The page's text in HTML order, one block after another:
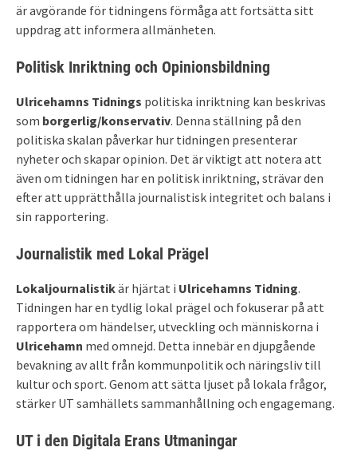
är avgörande för tidningens förmåga att fortsätta sitt
uppdrag att informera allmänheten.
Politisk Inriktning och Opinionsbildning
Ulricehamns Tidnings politiska inriktning kan beskrivas
som borgerlig/konservativ. Denna ställning på den
politiska skalan påverkar hur tidningen presenterar
nyheter och skapar opinion. Det är viktigt att notera att
även om tidningen har en politisk inriktning, strävar den
efter att upprätthålla journalistisk integritet och balans i
sin rapportering.
Journalistik med Lokal Prägel
Lokaljournalistikär hjärtat i Ulricehamns Tidning.
Tidningen har en tydlig lokal prägel och fokuserar på att
rapportera om händelser, utveckling och människorna i
Ulricehamn med omnejd. Detta innebär en djupgående
bevakning av allt från kommunpolitik och näringsliv till
kultur och sport. Genom att sätta ljuset på lokala frågor,
stärker UT samhällets sammanhållning och engagemang.
UT i den Digitala Erans Utmaningar